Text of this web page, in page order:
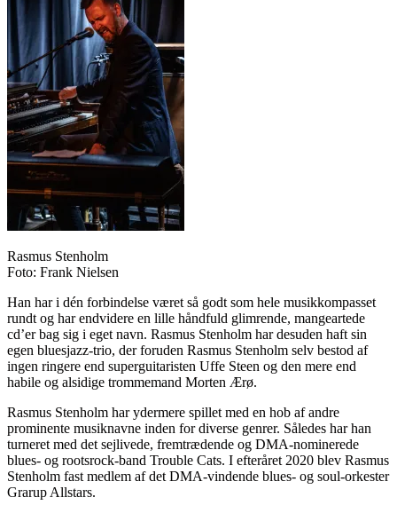
Rasmus Stenholm
Foto: Frank Nielsen
Han har i dén forbindelse været så godt som hele musikkompasset
rundt og har endvidere en lille håndfuld glimrende, mangeartede
cd’er bag sig i eget navn. Rasmus Stenholm har desuden haft sin
egen bluesjazz-trio, der foruden Rasmus Stenholm selv bestod af
ingen ringere end superguitaristen Uffe Steen og den mere end
habile og alsidige trommemand Morten Ærø.
Rasmus Stenholm har ydermere spillet med en hob af andre
prominente musiknavne inden for diverse genrer. Således har han
turneret med det sejlivede, fremtrædende og DMA-nominerede
blues- og rootsrock-band Trouble Cats. I efteråret 2020 blev Rasmus
Stenholm fast medlem af det DMA-vindende blues- og soul-orkester
Grarup Allstars.